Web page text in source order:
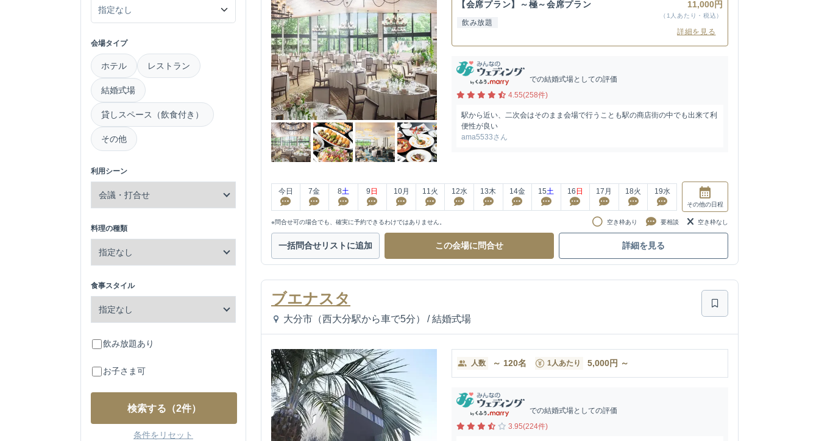
会場タイプ
ホテル レストラン
結婚式場
貸しスペース（飲食付き）
その他
利用シーン
料理の種類
食事スタイル
飲み放題あり
お子さま可
検索する （2件）
条件をリセット
【会席プラン】～極～会席プラン
飲み放題
11,000円
（1人あたり・税込）
詳細を見る
での結婚式場としての評価
4.55(258件)
駅から近い、二次会はそのまま会場で行うことも駅の商店街の中でも出来て利
便性が良い
ama5533さん
今日 7金 8土 9 日 10月 11 火 12水 13木 14金 15土 16 日 17 月 18火 19水
その他の日程
※問合せ可の場合でも、確実に予約できるわけではありません。 空き枠あり 要相談 空き枠なし
一括問合せリストに追加 この会場に問合せ 詳細を見る
ブエナスタ
大分市（西大分駅から車で5分） / 結婚式場
人数 ～ 120名 1人あたり 5,000円 ～
での結婚式場としての評価
3.95(224件)